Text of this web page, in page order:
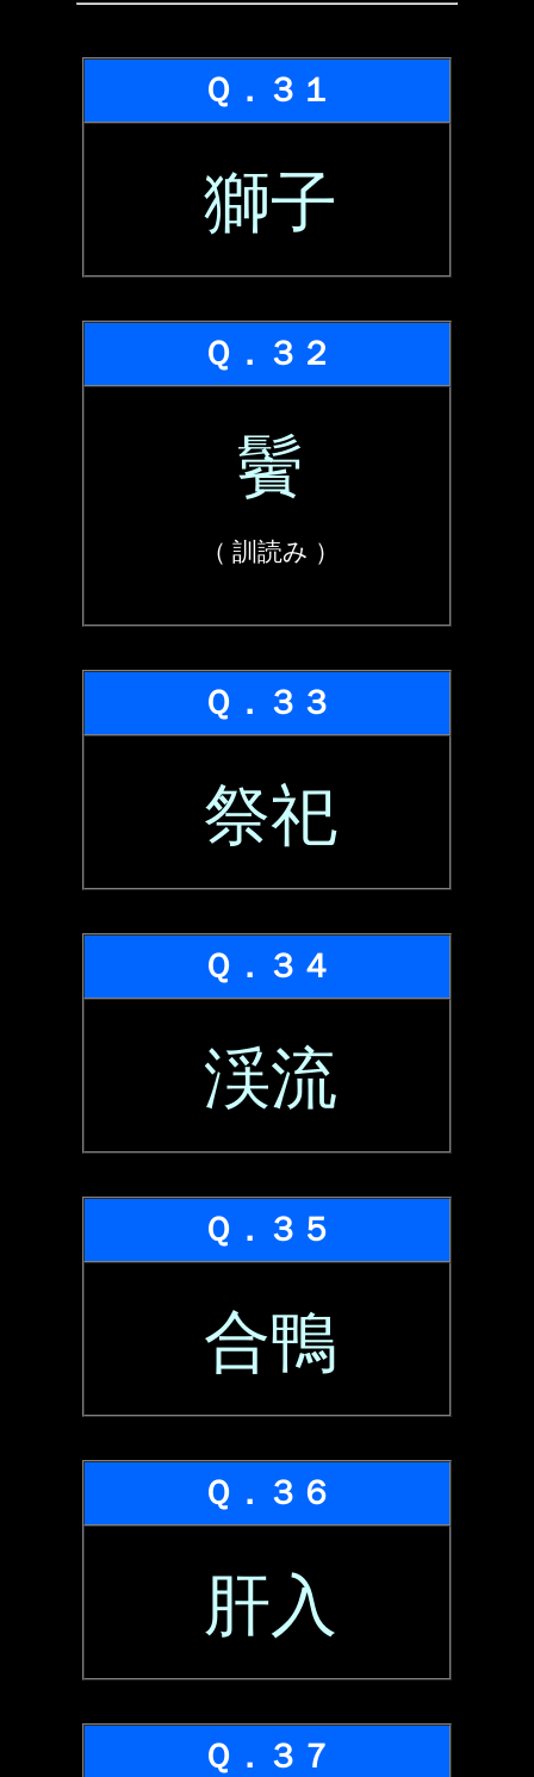
Ｑ．３１
獅子
Ｑ．３２
鬢
（ 訓読み ）
Ｑ．３３
祭祀
Ｑ．３４
渓流
Ｑ．３５
合鴨
Ｑ．３６
肝入
Ｑ．３７